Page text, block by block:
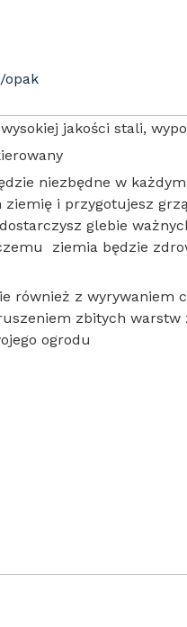
opak
jakości stali,
niezbędne w
i przygotujesz
glebie
ziemia będzie
również z wyrywaniem
zbitych warstw
ogrodu